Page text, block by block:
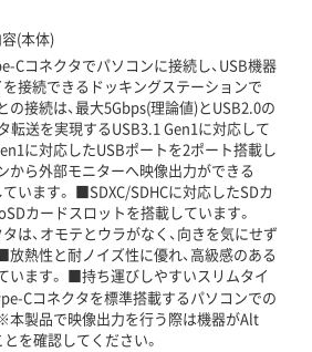
(本体)
Cコネクタでパソコンに接続し、USB機器
接続できるドッキングステーションで
接続は、最大5Gbps(理論値)とUSB2.0の
転送を実現するUSB3.1 Gen1に対応して
に対応したUSBポートを2ポート搭載し
から外部モニターへ映像出力ができる
います。 ■SDXC/SDHCに対応したSDカ
カードスロットを搭載しています。
は、オモテとウラがなく、向きを気にせず
熱性と耐ノイズ性に優れ、高級感のある
います。 ■持ち運びしやすいスリムタイ
Cコネクタを標準搭載するパソコンでの
製品で映像出力を行う際は機器がAlt
を確認してください。